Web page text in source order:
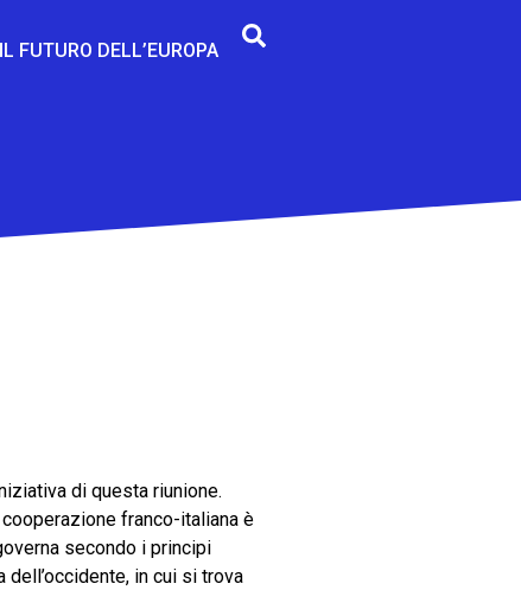
FUTURO DELL’EUROPA
di questa riunione.
franco-italiana è
secondo i principi
in cui si trova